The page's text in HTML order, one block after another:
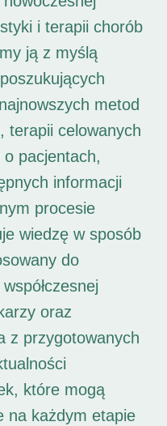
i terapii chorób
ją z myślą
metod
terapii celowanych
pacjentach,
informacji
procesie
wiedzę w sposób
do
oraz
z przygotowanych
które mogą
na każdym etapie